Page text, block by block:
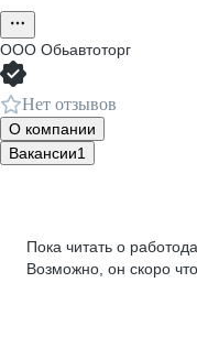
ООО Обьавтоторг
Нет отзывов
О компании
Вакансии1
Пока читать о
Возможно, он скоро